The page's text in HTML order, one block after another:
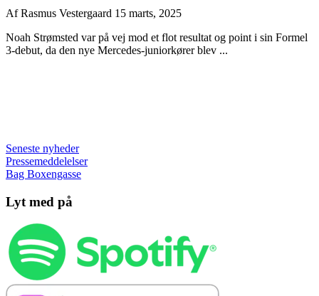
AfRasmus Vestergaard 15 marts, 2025
Noah Strømsted var på vej mod et flot resultat og point i sin Formel
3-debut, da den nye Mercedes-juniorkører blev ...
Seneste nyheder
Pressemeddelelser
Bag Boxengasse
Lyt med på